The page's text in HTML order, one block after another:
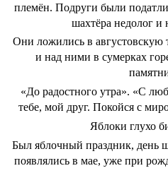
племён. Подруги были
шахтёра недолог и
Они ложились в августовскую
и над ними в сумерках
«До радостного утра». «С
тебе, мой друг. Покойся с
Яблоки глухо
Был яблочный праздник, день
появлялись в мае, уже при